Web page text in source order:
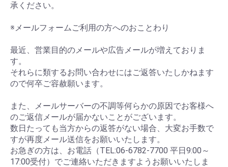
承ください。
※メールフォームご利用の方へのおことわり
最近、営業目的のメールや広告メールが増えておりま
す。
それらに類するお問い合わせにはご返答いたしかねます
ので何卒ご容赦願います。
また、メールサーバーの不調等何らかの原因でお客様へ
のご返信メールが届かないことがございます。
数日たっても当方からの返答がない場合、大変お手数で
すが再度メール送信をお願いいたします。
お急ぎの方は、お電話（TEL:06-6782-7700 平日9:00～
17:00受付）でご連絡いただきますようお願いいたしま